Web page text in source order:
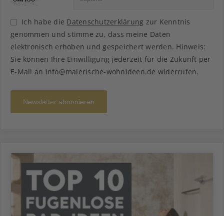
Ich habe die Datenschutzerklärung zur Kenntnis
genommen und stimme zu, dass meine Daten
elektronisch erhoben und gespeichert werden. Hinweis:
Sie können Ihre Einwilligung jederzeit für die Zukunft per
E-Mail an info@malerische-wohnideen.de widerrufen.